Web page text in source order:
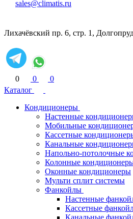
sales@climatis.ru
Лихачёвский пр. 6, стр. 1,
0 0
0
Каталог
Кондиционеры
Настенные
Мобильные
Кассетные
Канальные
Напольно-потолочные
Колонные
Оконные кондиционеры
Мульти сплит системы
Фанкойлы
Настенные
Кассетные
Канальные